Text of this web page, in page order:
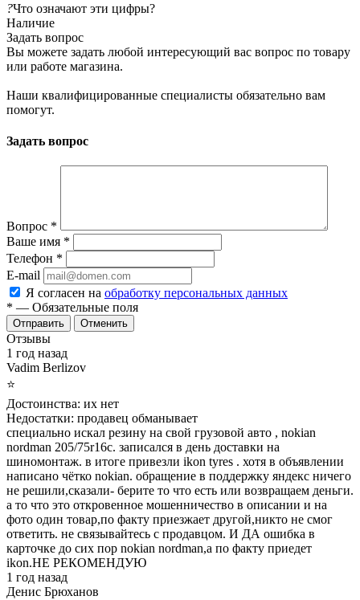
?Что означают эти цифры?
Наличие
Задать вопрос
Вы можете задать любой интересующий вас вопрос по товару
или работе магазина.
Наши квалифицированные специалисты обязательно вам
помогут.
Задать вопрос
Вопрос *
Ваше имя *
Телефон *
E-mail
Я согласен на обработку персональных данных
* — Обязательные поля
Отменить
Отзывы
1 год назад
Vadim Berlizov
⭐
Достоинства: их нет
Недостатки: продавец обманывает
специально искал резину на свой грузовой авто , nokian
nordman 205/75r16c. записался в день доставки на
шиномонтаж. в итоге привезли ikon tyres . хотя в объявлении
написано чётко nokian. обращение в поддержку яндекс ничего
не решили,сказали- берите то что есть или возвращаем деньги.
а то что это откровенное мошенничество в описании и на
фото один товар,по факту приезжает другой,никто не смог
ответить. не связывайтесь с продавцом. И ДА ошибка в
карточке до сих пор nokian nordman,а по факту приедет
ikon.НЕ РЕКОМЕНДУЮ
1 год назад
Денис Брюханов